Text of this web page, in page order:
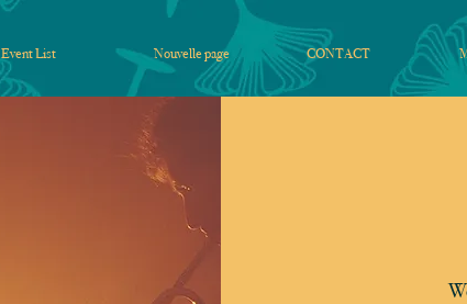
Event List Nouvelle page CONTACT